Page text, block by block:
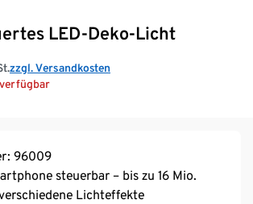
LED-Deko-Licht
zzgl. Versandkosten
96009
steuerbar – bis zu 16 Mio.
Lichteffekte